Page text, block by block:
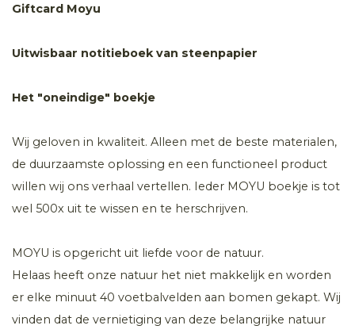
Giftcard Moyu
Uitwisbaar notitieboek van steenpapier
Het "oneindige" boekje
Wij geloven in kwaliteit. Alleen met de beste materialen,
de duurzaamste oplossing en een functioneel product
willen wij ons verhaal vertellen. Ieder MOYU boekje is tot
wel 500x uit te wissen en te herschrijven.
MOYU is opgericht uit liefde voor de natuur.
Helaas heeft onze natuur het niet makkelijk en worden
er elke minuut 40 voetbalvelden aan bomen gekapt. Wij
vinden dat de vernietiging van deze belangrijke natuur